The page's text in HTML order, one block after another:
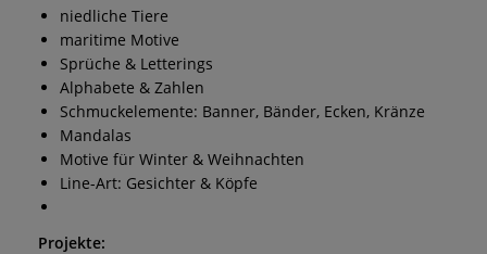
niedliche Tiere
maritime Motive
Sprüche & Letterings
Alphabete & Zahlen
Schmuckelemente: Banner, Bänder, Ecken, Kränze
Mandalas
Motive für Winter & Weihnachten
Line-Art: Gesichter & Köpfe
Projekte: